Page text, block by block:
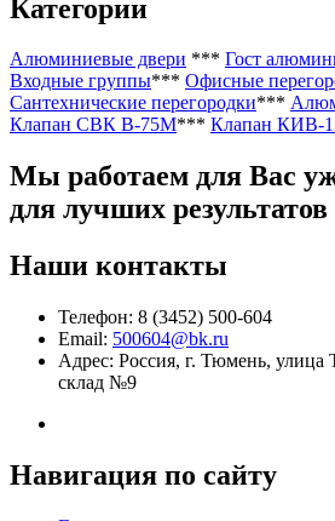
Категории
Алюминиевые двери *** Гост
Входные группы*** Офисные
Сантехнические перегородки***
Клапан СВК В-75М*** Клапан КИВ-
Мы работаем для Вас
для лучших результатов
Наши контакты
Телефон: 8 (3452) 500-604
Email: 500604@bk.ru
Адрес: Россия, г. Тюмень, улица
склад №9
Навигация по сайту